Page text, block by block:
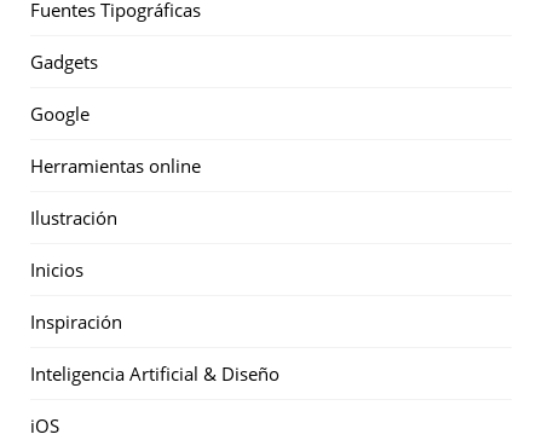
Fuentes Tipográficas
Gadgets
Google
Herramientas online
Ilustración
Inicios
Inspiración
Inteligencia Artificial & Diseño
iOS